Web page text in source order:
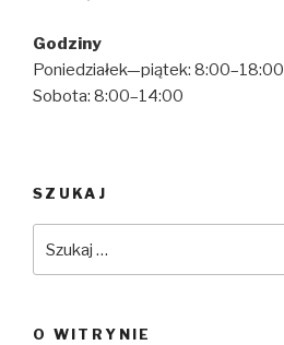
Godziny
Poniedziałek—piątek: 8:00–18:00
Sobota: 8:00–14:00
SZUKAJ
O WITRYNIE